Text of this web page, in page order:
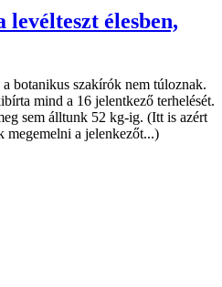
élesben,
botanikus szakírók nem túloznak.
mind a 16 jelentkező terhelését.
sem álltunk 52 kg-ig. (Itt is azért
megemelni a jelenkezőt...)